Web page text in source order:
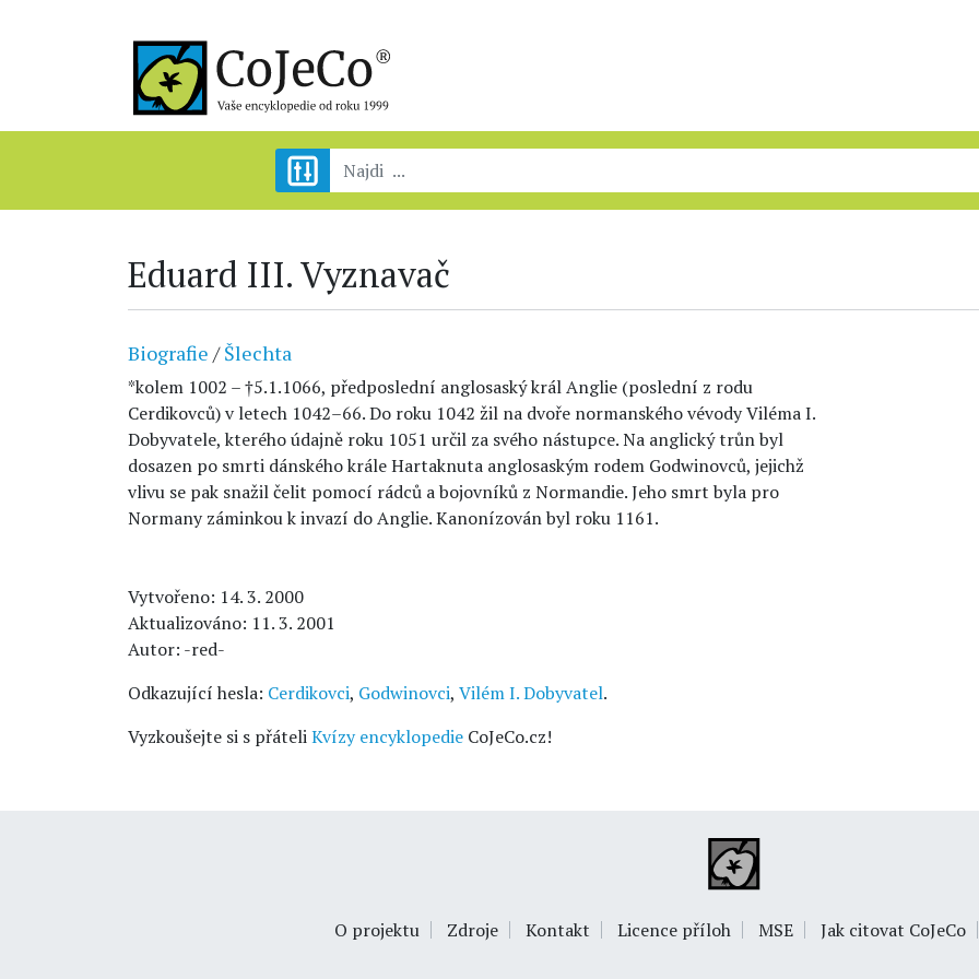
Eduard III. Vyznavač
Biografie /Šlechta
*kolem 1002 – †5.1.1066, předposlední anglosaský král Anglie (poslední z rodu
Cerdikovců) v letech 1042–66. Do roku 1042 žil na dvoře normanského vévody Viléma I.
Dobyvatele, kterého údajně roku 1051 určil za svého nástupce. Na anglický trůn byl
dosazen po smrti dánského krále Hartaknuta anglosaským rodem Godwinovců, jejichž
vlivu se pak snažil čelit pomocí rádců a bojovníků z Normandie. Jeho smrt byla pro
Normany záminkou k invazí do Anglie. Kanonízován byl roku 1161.
Vytvořeno: 14. 3. 2000
Aktualizováno: 11. 3. 2001
Autor: -red-
Odkazující hesla: Cerdikovci, Godwinovci, Vilém I. Dobyvatel.
Vyzkoušejte si s přáteliKvízy encyklopedie CoJeCo.cz!
O projektu Zdroje Kontakt Licence příloh MSE Jak citovat CoJeCo